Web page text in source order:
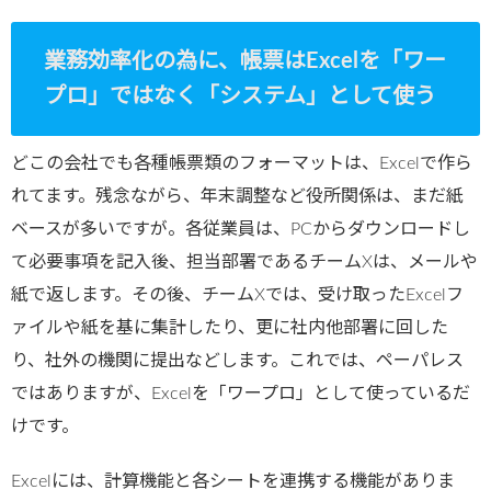
業務効率化の為に、帳票は Excel を「ワー
プロ」ではなく「システム」として使う
どこの会社でも各種帳票類のフォーマットは、Excelで作ら
れてます。残念ながら、年末調整など役所関係は、まだ紙
ベースが多いですが。各従業員は、PCからダウンロードし
て必要事項を記入後、担当部署であるチームXは、メールや
紙で返します。その後、チームXでは、受け取ったExcelフ
ァイルや紙を基に集計したり、更に社内他部署に回した
り、社外の機関に提出などします。これでは、ペーパレス
ではありますが、Excelを「ワープロ」として使っているだ
けです。
Excelには、計算機能と各シートを連携する機能がありま